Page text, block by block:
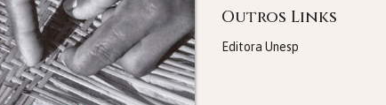
Outros Links
Editora Unesp